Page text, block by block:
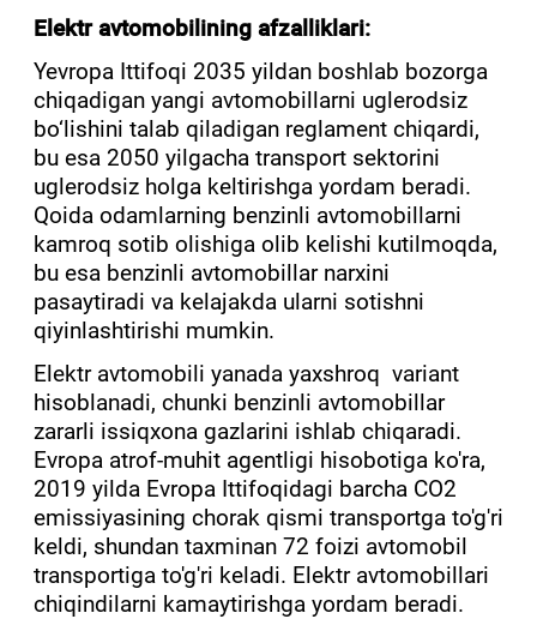
Elektr avtomobilining afzalliklari:
Yevropa Ittifoqi 2035 yildan boshlab bozorga
chiqadigan yangi avtomobillarni uglerodsiz
bo‘lishini talab qiladigan reglament chiqardi,
bu esa 2050 yilgacha transport sektorini
uglerodsiz holga keltirishga yordam beradi.
Qoida odamlarning benzinli avtomobillarni
kamroq sotib olishiga olib kelishi kutilmoqda,
bu esa benzinli avtomobillar narxini
pasaytiradi va kelajakda ularni sotishni
qiyinlashtirishi mumkin.
Elektr avtomobili yanada yaxshroq variant
hisoblanadi, chunki benzinli avtomobillar
zararli issiqxona gazlarini ishlab chiqaradi.
Evropa atrof-muhit agentligi hisobotiga ko'ra,
2019 yilda Evropa Ittifoqidagi barcha CO2
emissiyasining chorak qismi transportga to'g'ri
keldi, shundan taxminan 72 foizi avtomobil
transportiga to'g'ri keladi. Elektr avtomobillari
chiqindilarni kamaytirishga yordam beradi.